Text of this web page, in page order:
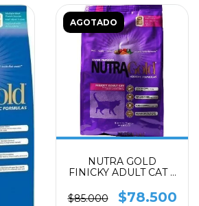
AGOTADO
NUTRA GOLD
FINICKY ADULT CAT X
Holistica)
$85.000 $78.500